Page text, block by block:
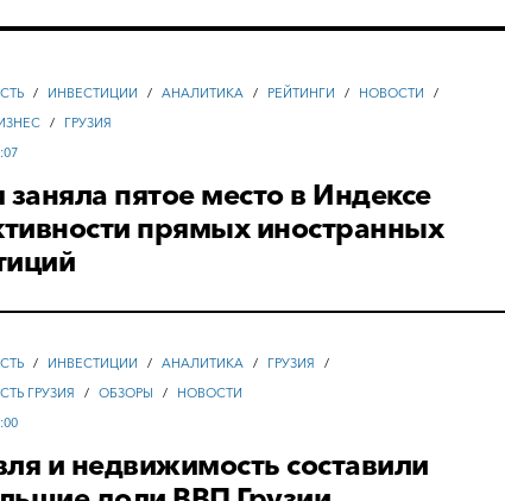
/ ИНВЕСТИЦИИ / АНАЛИТИКА / РЕЙТИНГИ / НОВОСТИ
/
/
ГРУЗИЯ
заняла пятое место в Индексе
прямых иностранных
/ ИНВЕСТИЦИИ / АНАЛИТИКА / ГРУЗИЯ
/
ГРУЗИЯ
/ ОБЗОРЫ /
НОВОСТИ
и недвижимость составили